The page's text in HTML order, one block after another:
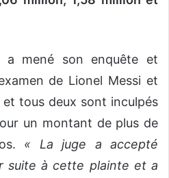
a mené son enquête et
de Lionel Messi et
tous deux sont inculpés
un montant de plus de
« La juge a accepté
suite à cette plainte et a